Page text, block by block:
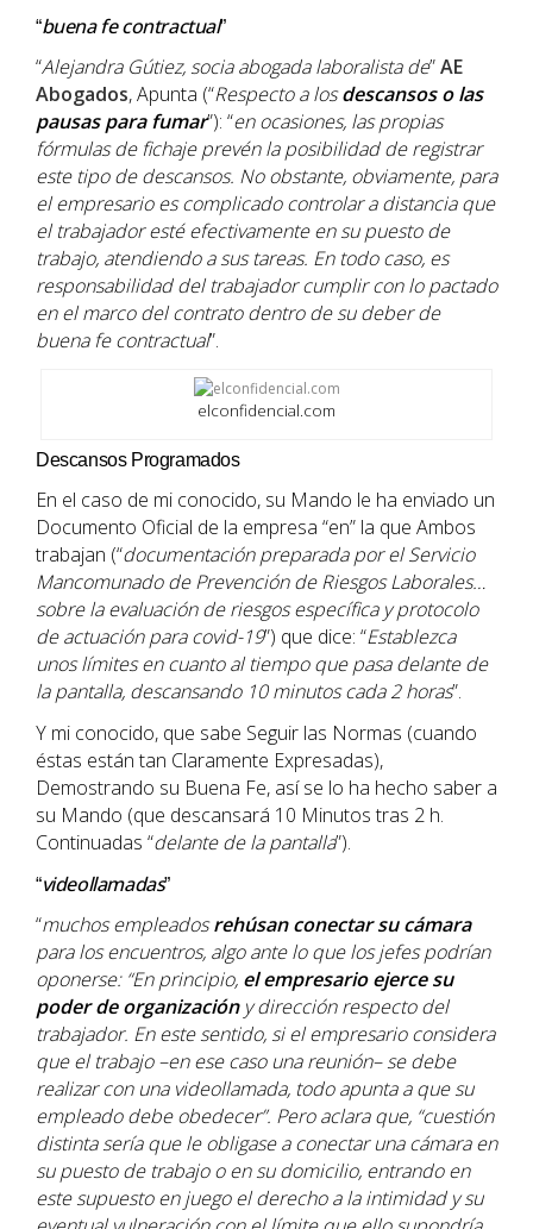
“buena fe contractual”
“Alejandra Gútiez, socia abogada laboralista de”AE
Abogados, Apunta (“Respecto a losdescansos o las
pausas parafumar”): “en ocasiones, las propias
fórmulas de fichaje prevén la posibilidad de registrar
este tipo de descansos. No obstante, obviamente, para
el empresario es complicado controlar a distancia que
el trabajador esté efectivamente en su puesto de
trabajo, atendiendo a sus tareas. En todo caso, es
responsabilidad del trabajador cumplir con lo pactado
en el marco del contrato dentro de su deber de
buena fe contractual”.
elconfidencial.com
Descansos Programados
En el caso de mi conocido, su Mando le ha enviado un
Documento Oficial de la empresa “en” la que Ambos
trabajan (“documentación preparada por el Servicio
Mancomunado de Prevención de Riesgos Laborales…
sobre la evaluación de riesgos específica y protocolo
de actuación para covid-19”) que dice: “Establezca
unos límites en cuanto al tiempo que pasa delante de
la pantalla, descansando 10 minutos cada 2 horas”.
Y mi conocido, que sabe Seguir las Normas (cuando
éstas están tan Claramente Expresadas),
Demostrando su Buena Fe, así se lo ha hecho saber a
su Mando (que descansará 10 Minutos tras 2 h.
Continuadas “delante de la pantalla”).
“videollamadas”
“muchos empleadosrehúsan conectar su cámara
para los encuentros, algo ante lo que los jefes podrían
oponerse: “En principio, el empresario ejerce su
poder de organizacióny dirección respecto del
trabajador. En este sentido, si el empresario considera
que el trabajo –en ese caso una reunión– se debe
realizar con una videollamada, todo apunta a que su
empleado debe obedecer”. Pero aclara que, “cuestión
distinta sería que le obligase a conectar una cámara en
su puesto de trabajo o en su domicilio, entrando en
este supuesto en juego el derecho a la intimidad y su